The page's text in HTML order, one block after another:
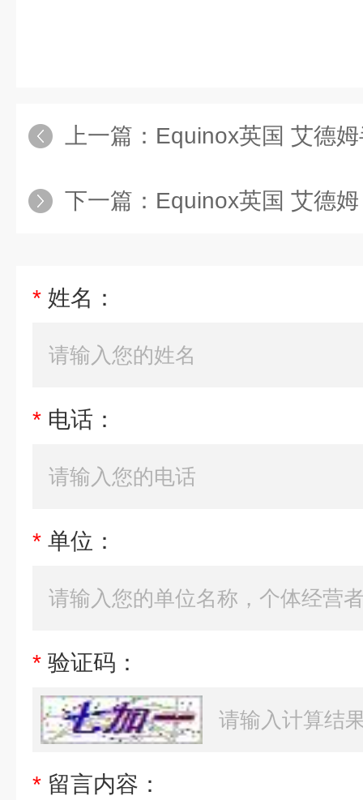
上一篇： Equinox英国 艾德
下一篇： Equinox英国 艾德姆 精
* 姓名：
* 电话：
* 单位：
* 验证码：
* 留言内容：